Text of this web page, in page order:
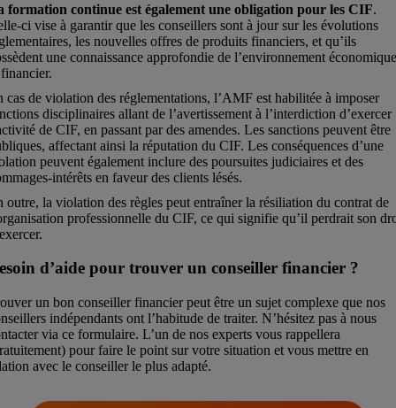
formation continue est également une obligation pour les CIF.
ci vise à garantir que les conseillers sont à jour sur les évolutions
les nouvelles offres de produits financiers, et qu’ils
une connaissance approfondie de l’environnement
cas de violation des réglementations, l’AMF est habilitée à imposer
disciplinaires allant de l’avertissement à l’interdiction d’exercer
de CIF, en passant par des amendes. Les sanctions peuvent être
affectant ainsi la réputation du CIF. Les conséquences d’une
peuvent également inclure des poursuites judiciaires et des
intérêts en faveur des clients lésés.
outre, la violation des règles peut entraîner la résiliation du contrat de
professionnelle du CIF, ce qui signifie qu’il perdrait son
d’aide pour trouver un conseiller financier ?
un bon conseiller financier peut être un sujet complexe que nos
indépendants ont l’habitude de traiter. N’hésitez pas à nous
via ce formulaire. L’un de nos experts vous rappellera
pour faire le point sur votre situation et vous mettre en
avec le conseiller le plus adapté.